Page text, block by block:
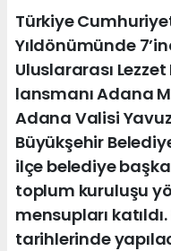
Türkiye
Yıldönümünde
Uluslararası
lansmanı Adana
Adana Valisi
Büyükşehir
ilçe belediye
toplum kuruluşu
mensupları
tarihlerinde